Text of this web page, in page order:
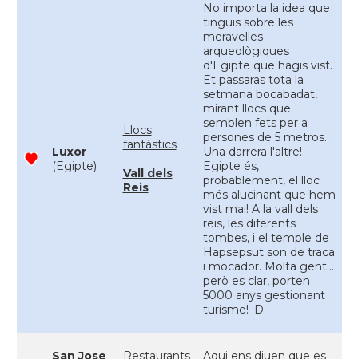
Luxor
(Egipte)
Llocs
fantàstics
Vall dels
Reis
No importa la idea que
tinguis sobre les
meravelles
arqueològiques
d'Egipte que hagis vist.
Et passaras tota la
setmana bocabadat,
mirant llocs que
semblen fets per a
persones de 5 metros.
Una darrera l'altre!
Egipte és,
probablement, el lloc
més alucinant que hem
vist mai! A la vall dels
reis, les diferents
tombes, i el temple de
Hapsepsut son de traca
i mocador. Molta gent...
però es clar, porten
5000 anys gestionant
turisme! ;D
San Jose
Restaurants
Aqui ens diuen que es